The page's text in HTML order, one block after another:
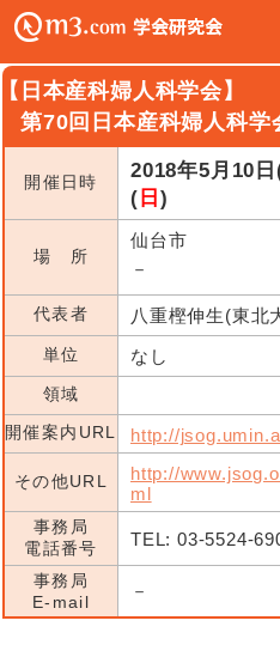
日本産科婦人科学会】
第70回日本産科婦人科学
開催日時
2018年5月10
( 日 )
場 所
仙台市
－
代表者 八重樫伸生(東北
単位 なし
領域
開催案内URL
http://
その他URL
http://
ml
事務局
電話番号
TEL: 03-5524-
事務局
E-mail
－